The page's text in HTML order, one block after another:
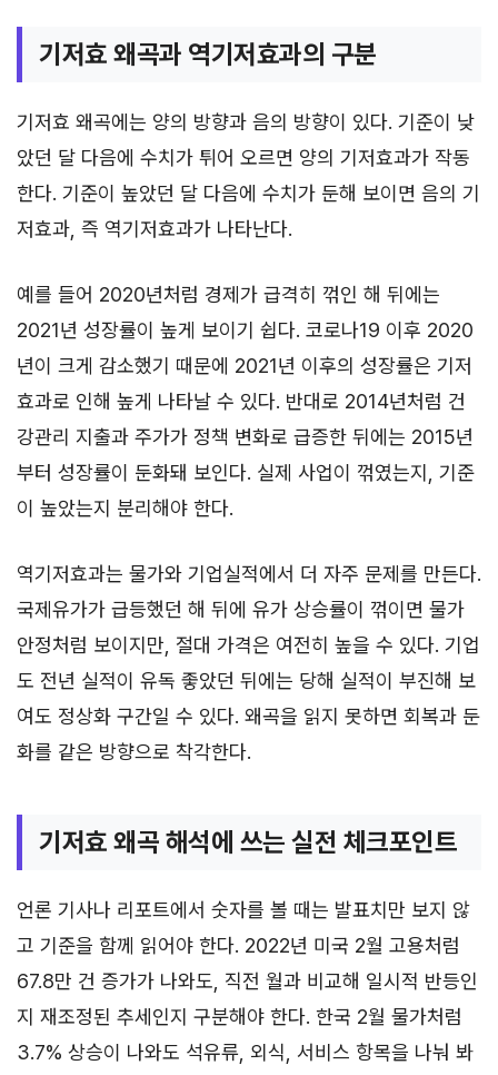
기저효 왜곡과 역기저효과의 구분
기저효 왜곡에는 양의 방향과 음의 방향이 있다. 기준이 낮
았던 달 다음에 수치가 튀어 오르면 양의 기저효과가 작동
한다. 기준이 높았던 달 다음에 수치가 둔해 보이면 음의 기
저효과, 즉 역기저효과가 나타난다.
예를 들어 2020년처럼 경제가 급격히 꺾인 해 뒤에는
2021년 성장률이 높게 보이기 쉽다. 코로나19 이후 2020
년이 크게 감소했기 때문에 2021년 이후의 성장률은 기저
효과로 인해 높게 나타날 수 있다. 반대로 2014년처럼 건
강관리 지출과 주가가 정책 변화로 급증한 뒤에는 2015년
부터 성장률이 둔화돼 보인다. 실제 사업이 꺾였는지, 기준
이 높았는지 분리해야 한다.
역기저효과는 물가와 기업실적에서 더 자주 문제를 만든다.
국제유가가 급등했던 해 뒤에 유가 상승률이 꺾이면 물가
안정처럼 보이지만, 절대 가격은 여전히 높을 수 있다. 기업
도 전년 실적이 유독 좋았던 뒤에는 당해 실적이 부진해 보
여도 정상화 구간일 수 있다. 왜곡을 읽지 못하면 회복과 둔
화를 같은 방향으로 착각한다.
기저효 왜곡 해석에 쓰는 실전 체크포인트
언론 기사나 리포트에서 숫자를 볼 때는 발표치만 보지 않
고 기준을 함께 읽어야 한다. 2022년 미국 2월 고용처럼
67.8만 건 증가가 나와도, 직전 월과 비교해 일시적 반등인
지 재조정된 추세인지 구분해야 한다. 한국 2월 물가처럼
3.7% 상승이 나와도 석유류, 외식, 서비스 항목을 나눠 봐